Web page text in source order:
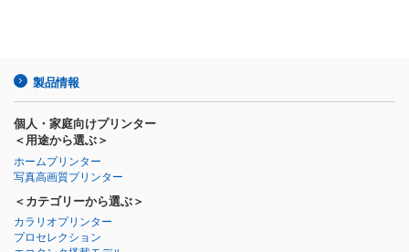
製品情報
個人・家庭向けプリンター
＜用途から選ぶ＞
ホームプリンター
写真高画質プリンター
＜カテゴリーから選ぶ＞
カラリオプリンター
プロセレクション